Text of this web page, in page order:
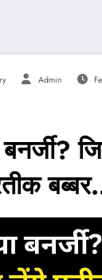
Admin
बनर्जी?